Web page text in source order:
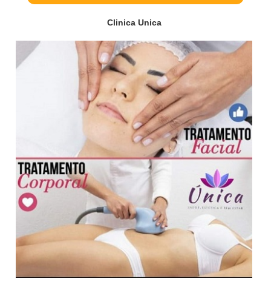
Clinica Unica